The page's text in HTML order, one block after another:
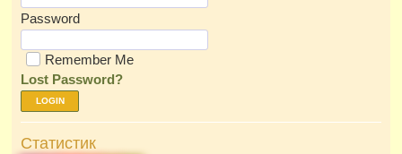
Password
Remember Me
Lost Password?
LOGIN
Статистик